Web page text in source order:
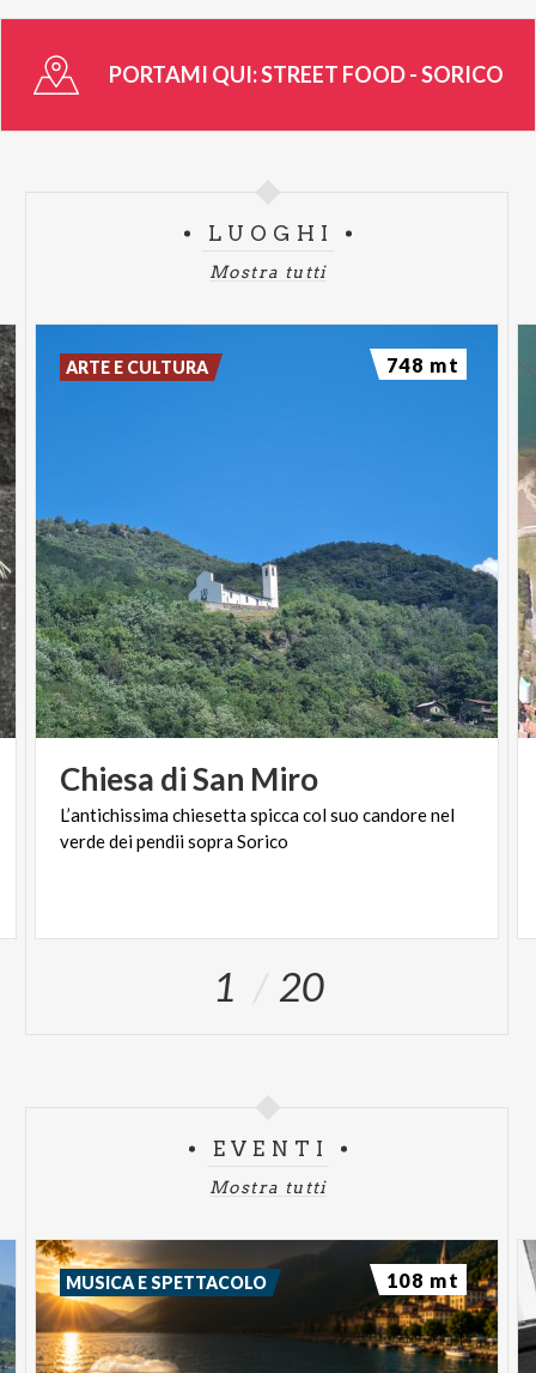
Lasciati Ispirare!https://www.northlakecomo.net/
Attività di comunicazione e promozione eventi
realizzata con il contributo di Fondazione Cariplo
PORTAMI QUI:STREET FOOD - SORICO
LUOGHI
Mostra tutti
Chiesa diSan Miro
L’antichissimachiesettaspiccacolsuo candorenel
verdedeipendiisopraSorico
ARTE E CULTURA 748 mt
1 20
EVENTI
Mostra tutti
MUSICA E SPETTACOLO 108 mt